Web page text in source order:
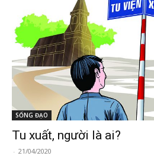
SỐNG ĐẠO
Tu xuất, người là ai?
- 21/04/2020